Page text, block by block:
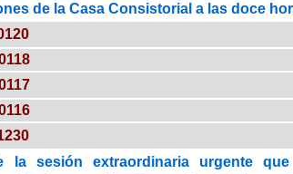
de la Casa Consistorial a las doce
la sesión extraordinaria urgente